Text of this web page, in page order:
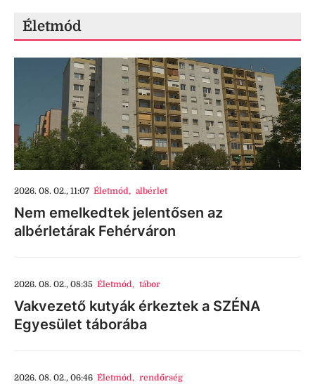
Életmód
2026. 08. 02., 11:07 Életmód, albérlet
Nem emelkedtek jelentősen az
albérletárak Fehérváron
2026. 08. 02., 08:35 Életmód, tábor
Vakvezető kutyák érkeztek a SZÉNA
Egyesület táborába
2026. 08. 02., 06:46 Életmód, rendőrség